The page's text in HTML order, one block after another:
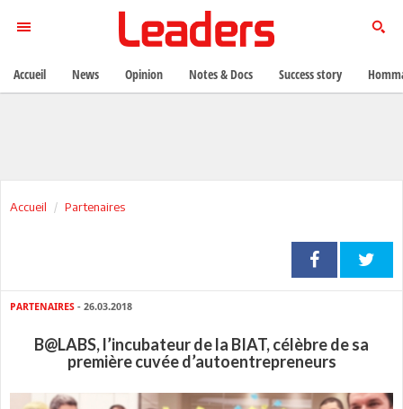
Accueil Partenaires
PARTENAIRES - 26.03.2018
B@LABS, l’incubateur de la BIAT, célèbre de sa
première cuvée d’autoentrepreneurs
Accueil News Opinion Notes & Docs Success story